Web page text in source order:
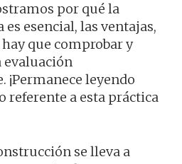
por qué la
esencial, las ventajas,
que comprobar y
evaluación
leyendo
referente a esta práctica
se lleva a